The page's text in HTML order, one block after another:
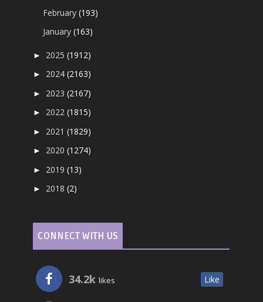
February(193)
January(163)
► 2025(1912)
► 2024(2163)
► 2023(2167)
► 2022(1815)
► 2021(1829)
► 2020(1274)
► 2019(13)
► 2018(2)
CONNECT WITH US
34.2k likes Like